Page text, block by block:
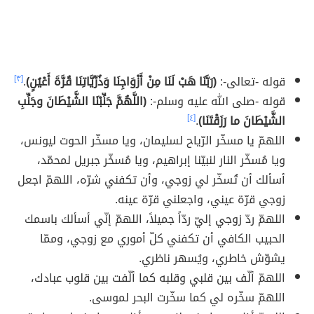
قوله -تعالى-:(رَبَّنَا هَبْ لَنَا مِنْ أَزْوَاجِنَا وَذُرِّيَّاتِنَا قُرَّةَ أَعْيُنٍ).[٣]
قوله -صلى الله عليه وسلم-:(اللَّهُمَّ جَنِّبْنَا الشَّيْطَانَ وجَنِّبِ
الشَّيْطَانَ ما رَزَقْتَنَا).[٤]
اللهمّ يا مسخّر الرّياح لسليمان، ويا مسخّر الحوت ليونس،
ويا مُسخّر النار لنبيّنا إبراهيم، ويا مُسخّر جبريل لمحمّد،
أسألك أن تُسخّر لي زوجي، وأن تكفني شرّه، اللهمّ اجعل
زوجي قرّة عيني، واجعلني قرّة عينه.
اللهمّ ردّ زوجي إليّ ردّاً جميلاً، اللهمّ إنّي أسألك باسمك
الحبيب الكافي أن تكفني كلّ أموري مع زوجي، وممّا
يشوّش خاطري، ويُسهر ناظري.
اللهمّ ألّف بين قلبي وقلبه كما ألّفت بين قلوب عبادك،
اللهمّ سخّره لي كما سخّرت البحر لموسى.